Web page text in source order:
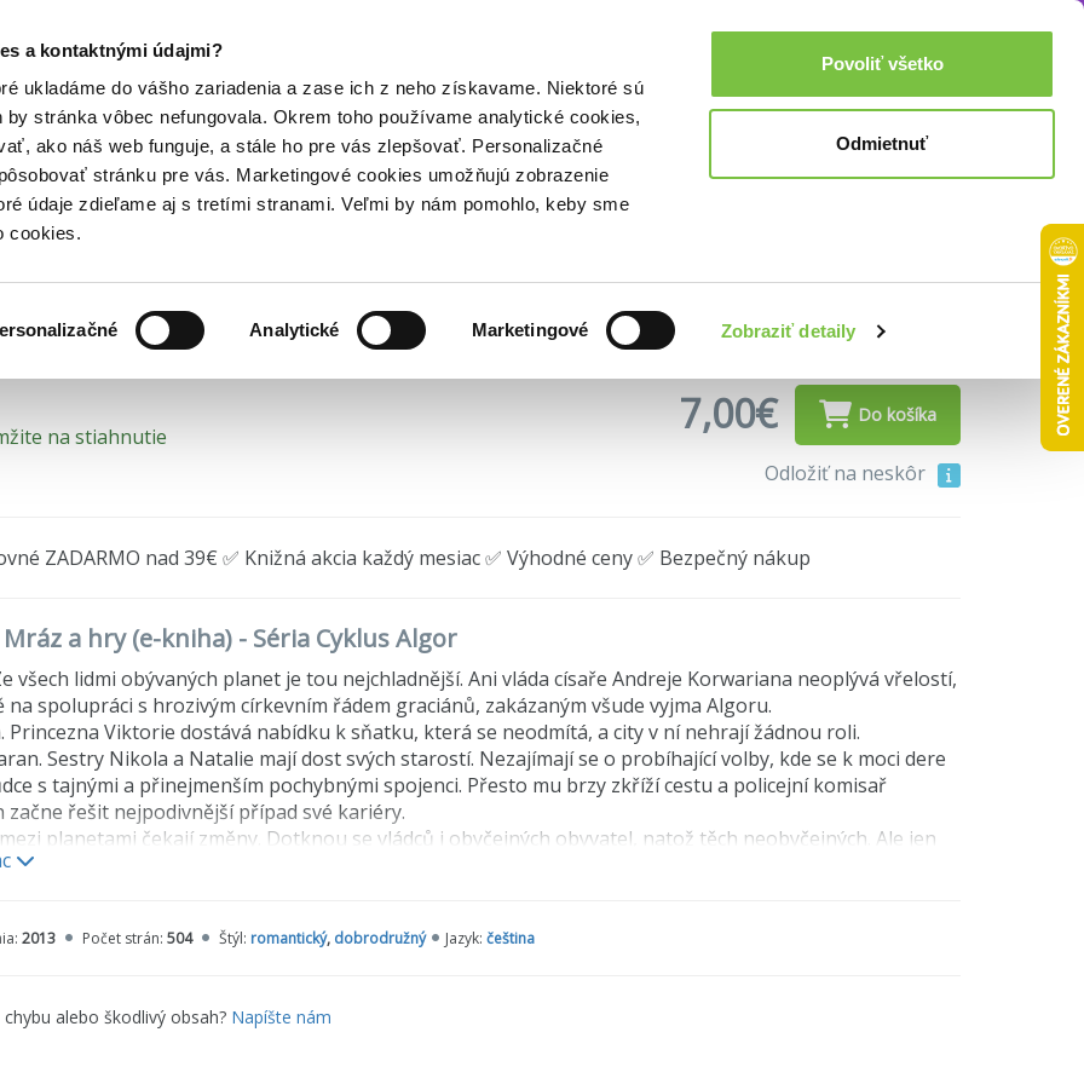
a kontaktnými údajmi?
ukladáme do vášho zariadenia a zase ich z neho získavame. Niektoré sú
by stránka vôbec nefungovala. Okrem toho používame analytické cookies,
ako náš web funguje, a stále ho pre vás zlepšovať. Personalizačné
stránku pre vás. Marketingové cookies umožňujú zobrazenie
údaje zdieľame aj s tretími stranami. Veľmi by nám pomohlo, keby sme
cookies.
Analytické Marketingové Zobraziť detaily
Povoliť všetko
Odmietnuť
Doplnky Prihlásenie 0,00€
fi knihy Mráz a hry Akcie a zľavy
a hry (e-kniha)
první
na stiahnutie 7,00€ Do košíka
Odložiť na neskôr
ZADARMO nad 39€ ✅ Knižná akcia každý mesiac ✅ Výhodné ceny ✅ Bezpečný nákup
Mráz a hry (e-kniha) - Séria Cyklus Algor
všech lidmi obývaných planet je tou nejchladnější. Ani vláda císaře Andreje Korwariana neoplývá vřelostí,
na spolupráci s hrozivým církevním řádem graciánů, zakázaným všude vyjma Algoru.
Princezna Viktorie dostává nabídku k sňatku, která se neodmítá, a city v ní nehrají žádnou roli.
Sestry Nikola a Natalie mají dost svých starostí. Nezajímají se o probíhající volby, kde se k moci dere
s tajnými a přinejmenším pochybnými spojenci. Přesto mu brzy zkříží cestu a policejní komisař
začne řešit nejpodivnější případ své kariéry.
planetami čekají změny. Dotknou se vládců i obyčejných obyvatel, natož těch neobyčejných. Ale jen
může čekat změnu k lepšímu.
2013 Počet strán: 504 Štýl: romantický, dobrodružný Jazyk: čeština
alebo škodlivý obsah? Napíšte nám